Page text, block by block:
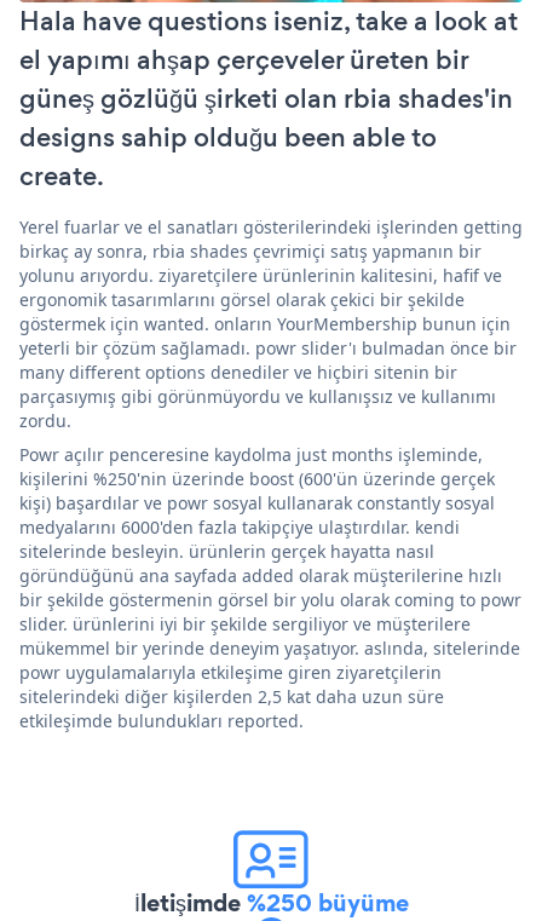
Hala have questions iseniz, take a look at
el yapımı ahşap çerçeveler üreten bir
güneş gözlüğü şirketi olan rbia shades'in
designs sahip olduğu been able to
create.
Yerel fuarlar ve el sanatları gösterilerindeki işlerinden getting
birkaç ay sonra, rbia shades çevrimiçi satış yapmanın bir
yolunu arıyordu. ziyaretçilere ürünlerinin kalitesini, hafif ve
ergonomik tasarımlarını görsel olarak çekici bir şekilde
göstermek için wanted. onların YourMembership bunun için
yeterli bir çözüm sağlamadı. powr slider'ı bulmadan önce bir
many different options denediler ve hiçbiri sitenin bir
parçasıymış gibi görünmüyordu ve kullanışsız ve kullanımı
zordu.
Powr açılır penceresine kaydolma just months işleminde,
kişilerini %250'nin üzerinde boost (600'ün üzerinde gerçek
kişi) başardılar ve powr sosyal kullanarak constantly sosyal
medyalarını 6000'den fazla takipçiye ulaştırdılar. kendi
sitelerinde besleyin. ürünlerin gerçek hayatta nasıl
göründüğünü ana sayfada added olarak müşterilerine hızlı
bir şekilde göstermenin görsel bir yolu olarak coming to powr
slider. ürünlerini iyi bir şekilde sergiliyor ve müşterilere
mükemmel bir yerinde deneyim yaşatıyor. aslında, sitelerinde
powr uygulamalarıyla etkileşime giren ziyaretçilerin
sitelerindeki diğer kişilerden 2,5 kat daha uzun süre
etkileşimde bulundukları reported.
İletişimde%250 büyüme